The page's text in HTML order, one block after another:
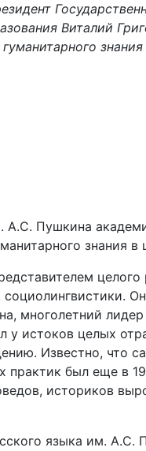
Виталий
А.С. Пушкина
знания в
целого
многолетний
истоков целых
Известно, что
был еще в
историков
языка им.